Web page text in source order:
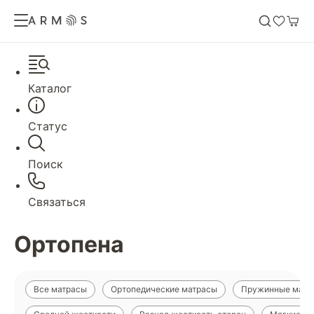
Каталог
Статус
Поиск
Связаться
Ортопена
Все матрасы Ортопедические матрасы Пружинные